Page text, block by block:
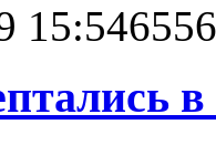
15:546556